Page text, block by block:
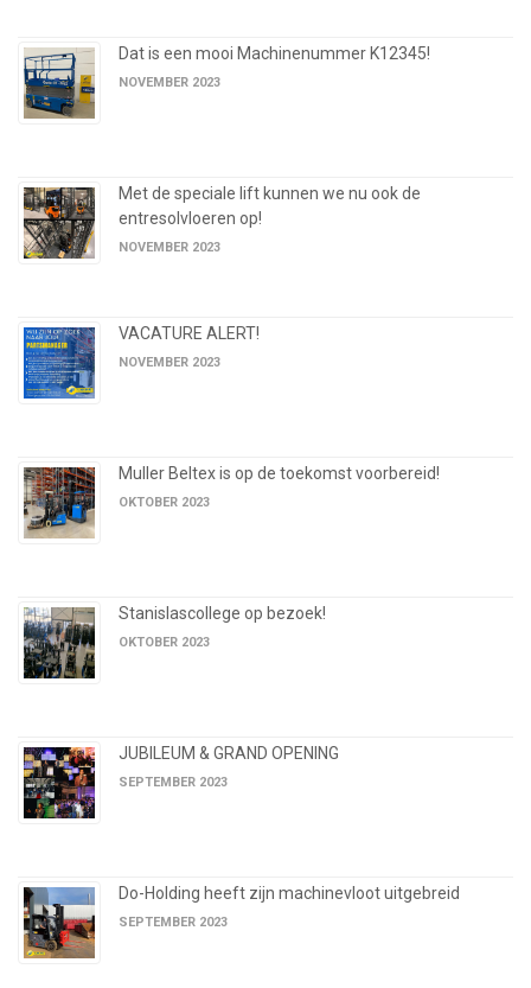
Dat is een mooi Machinenummer K12345!
NOVEMBER 2023
Met de speciale lift kunnen we nu ook de
entresolvloeren op!
NOVEMBER 2023
VACATURE ALERT!
NOVEMBER 2023
Muller Beltex is op de toekomst voorbereid!
OKTOBER 2023
Stanislascollege op bezoek!
OKTOBER 2023
JUBILEUM & GRAND OPENING
SEPTEMBER 2023
Do-Holding heeft zijn machinevloot uitgebreid
SEPTEMBER 2023